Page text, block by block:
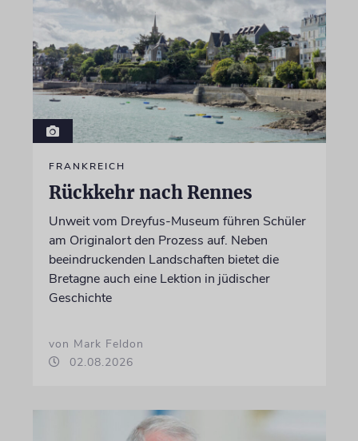
FRANKREICH
Rückkehr nach Rennes
Unweit vom Dreyfus-Museum führen Schüler
am Originalort den Prozess auf. Neben
beeindruckenden Landschaften bietet die
Bretagne auch eine Lektion in jüdischer
Geschichte
von Mark Feldon
02.08.2026